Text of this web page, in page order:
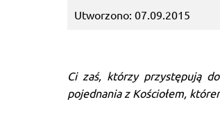
Utworzono: 07.09.2015
Ci zaś, którzy przystępują
pojednania z Kościołem,